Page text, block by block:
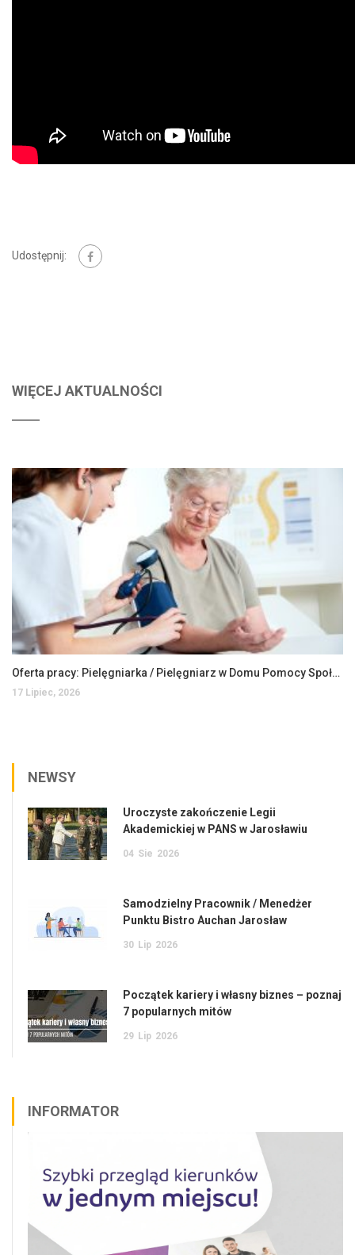
Udostępnij:
WIĘCEJ AKTUALNOŚCI
Oferta pracy: Pielęgniarka / Pielęgniarz w Domu Pomocy Społecznej
17 Lipiec, 2026
NEWSY
Uroczyste zakończenie Legii
Akademickiej w PANS w Jarosławiu
04 Sie 2026
Samodzielny Pracownik / Menedżer
Punktu Bistro Auchan Jarosław
30 Lip 2026
Początek kariery i własny biznes – poznaj
7 popularnych mitów
29 Lip 2026
INFORMATOR